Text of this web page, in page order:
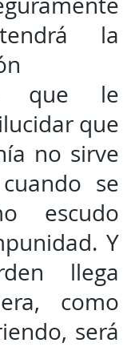
la
que le
que
no sirve
se
escudo
Y
llega
como
será